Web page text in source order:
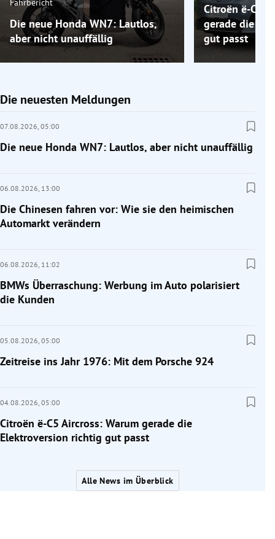
Fahrbericht
Die neue Honda WN7: Lautlos,
aber nicht unauffällig
Citroën ë-C5
gerade die
gut passt
Die neuesten Meldungen
07.08.2026, 05:00
Die neue Honda WN7: Lautlos, aber nicht unauffällig
06.08.2026, 13:00
Die Chinesen fahren vor: Wie sie den heimischen
Automarkt verändern
06.08.2026, 11:02
BMWs Überraschung: Werbung im Auto polarisiert
die Kunden
05.08.2026, 05:00
Zeitreise ins Jahr 1976: Mit dem Porsche 924
04.08.2026, 05:00
Citroën ë-C5 Aircross: Warum gerade die
Elektroversion richtig gut passt
Alle News im Überblick